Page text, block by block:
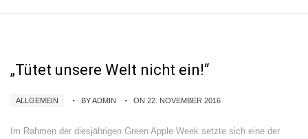
„Tütet unsere Welt nicht ein!“
ALLGEMEIN BY ADMIN ON 22. NOVEMBER 2016
Im Rahmen der diesjährigen Green Apple Week setzte sich eine der